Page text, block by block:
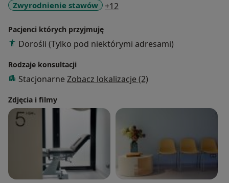
Zwyrodnienie stawów
+12
Pacjenci których przyjmuję
Dorośli (Tylko pod niektórymi adresami)
Rodzaje konsultacji
Stacjonarne Zobacz lokalizacje (2)
Zdjęcia i filmy